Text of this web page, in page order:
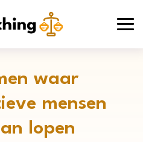
waar
mensen
lopen